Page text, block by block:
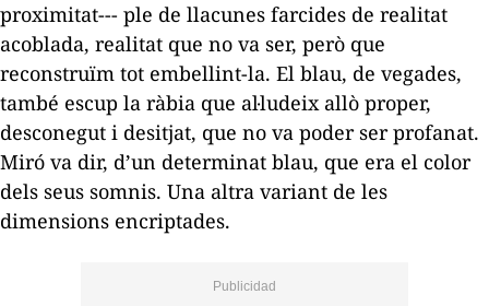
proximitat--- ple de llacunes farcides de realitat
acoblada, realitat que no va ser, però que
reconstruïm tot embellint-la. El blau, de vegades,
també escup la ràbia que al·ludeix allò proper,
desconegut i desitjat, que no va poder ser profanat.
Miró va dir, d’un determinat blau, que era el color
dels seus somnis. Una altra variant de les
dimensions encriptades.